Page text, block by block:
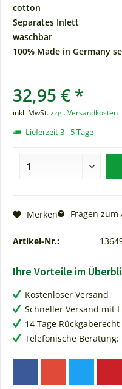
cotton
Separates Inlett
waschbar
100% Made in Germany
32,95 € *
inkl. MwSt.zzgl. Versandkosten
Lieferzeit 3 - 5 Tage
Merken Fragen zum
Artikel-Nr.:
Ihre Vorteile im
Kostenloser Versand
Schneller Versand mit
14 Tage Rückgaberecht
Telefonische Beratung: